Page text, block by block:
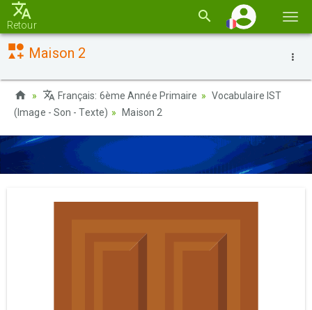
la
Retour
Maison 2
Français: 6ème Année Primaire
Vocabulaire IST
(Image - Son - Texte)
Maison 2